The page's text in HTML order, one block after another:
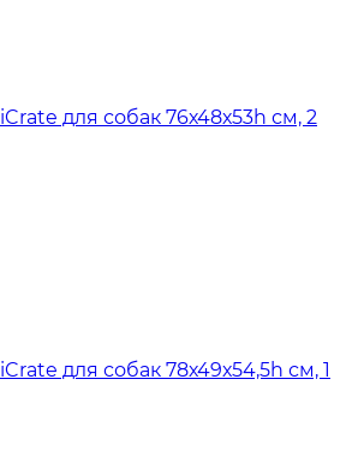
для собак 76х48х53h см, 2
для собак 78х49х54,5h см, 1